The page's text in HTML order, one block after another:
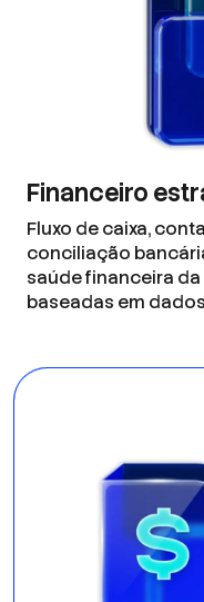
Financeiro
Fluxo de caixa,
conciliação
saúde financeira
baseadas em